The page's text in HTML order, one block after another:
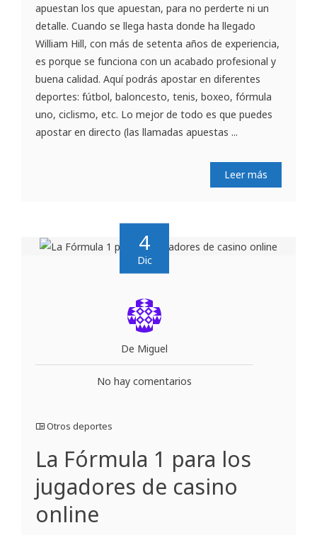
apuestan los que apuestan, para no perderte ni un
detalle. Cuando se llega hasta donde ha llegado
William Hill, con más de setenta años de experiencia,
es porque se funciona con un acabado profesional y
buena calidad. Aquí podrás apostar en diferentes
deportes: fútbol, baloncesto, tenis, boxeo, fórmula
uno, ciclismo, etc. Lo mejor de todo es que puedes
apostar en directo (las llamadas apuestas ...
Leer más
4
Dic
De Miguel
No hay comentarios
Otros deportes
La Fórmula 1 para los
jugadores de casino
online